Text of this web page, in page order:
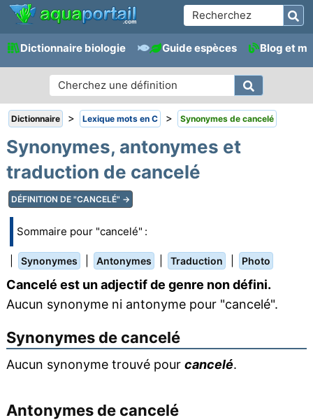
Dictionnaire biologie Guide espèces Blog et
Dictionnaire > Lexique mots en C > Synonymes de cancelé
Synonymes, antonymes et
traduction de cancelé
DÉFINITION DE "CANCELÉ" →
Sommaire pour "cancelé" :
Synonymes Antonymes Traduction Photo
Cancelé est un adjectif de genre non défini.
Aucun synonyme ni antonyme pour "cancelé".
Synonymes de cancelé
Aucun synonyme trouvé pour cancelé.
Antonymes de cancelé